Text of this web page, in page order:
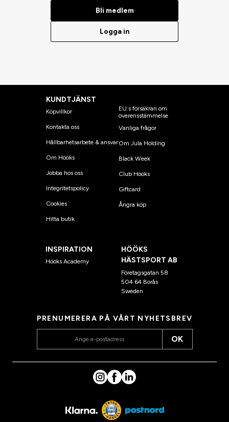
Bli medlem
Logga in
KUNDTJÄNST
Köpvillkor
Kontakta oss
Hållbarhetsarbete & ansvar
Om Hööks
Jobba hos oss
Integritetspolicy
Cookies
Hitta butik
EU:s försäkran om
överensstämmelse
Vanliga frågor
Om Jula Holding
Black Week
Club Hööks
Giftcard
Ångra köp
INSPIRATION
Hööks Academy
HÖÖKS
HÄSTSPORT AB
Företagsgatan 58
504 64 Borås
Sweden
PRENUMERERA PÅ VÅRT NYHETSBREV
OK